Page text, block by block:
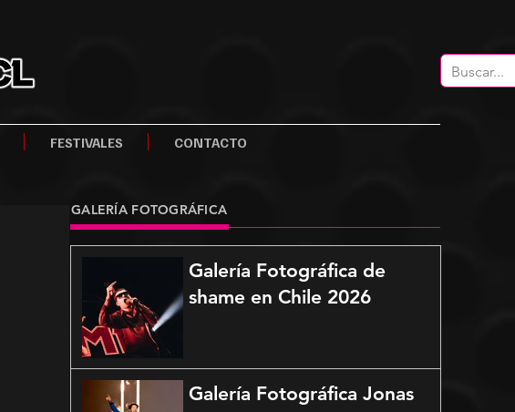
FESTIVALES CONTACTO
GALERÍA FOTOGRÁFICA
Galería Fotográfica de
shame en Chile 2026
Galería Fotográfica Jonas